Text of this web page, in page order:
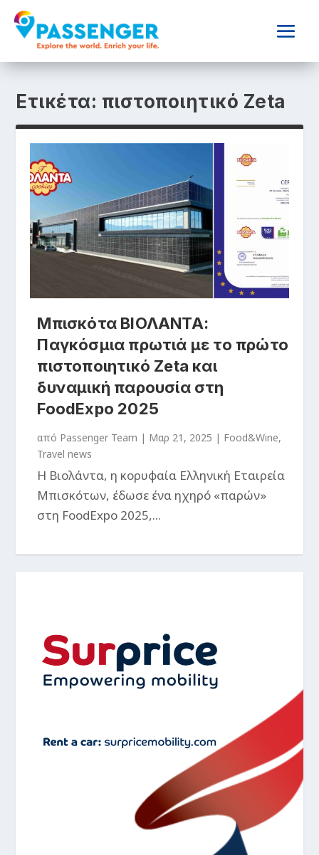
Ετικέτα: πιστοποιητικό Zeta
Μπισκότα ΒΙΟΛΑΝΤΑ:
Παγκόσμια πρωτιά με το πρώτο
πιστοποιητικό Zeta και
δυναμική παρουσία στη
FoodExpo 2025
από Passenger Team | Μαρ 21, 2025 | Food&Wine,
Travel news
Η Βιολάντα, η κορυφαία Ελληνική Εταιρεία
Μπισκότων, έδωσε ένα ηχηρό «παρών»
στη FoodExpo 2025,...